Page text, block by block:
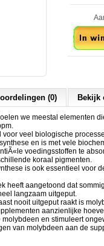
(0) Bekijk
we meestal elementen
veel biologische
en is met vele
voedingsstoffen te
koraal pigmenten.
is ook essentieel voor
heeft aangetoond dat
langzaam uitgeput.
nooit uitgeput raakt is
aanzienlijke
en stimuleert
van molybdeen aan de